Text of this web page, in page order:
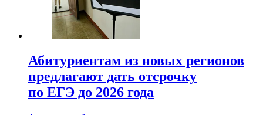
Абитуриентам из новых регионов
предлагают дать отсрочку
по ЕГЭ до 2026 года